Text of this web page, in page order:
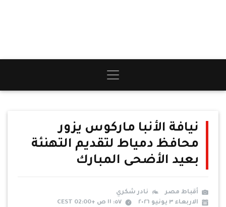
نيافة الأنبا ماركوس يزور
محافظ دمياط لتقديم التهنئة
بعيد الأضحى المبارك
أقباط مصر
نادر شكري
الاربعاء ٣ يونيو ٢٠٢٦
٥٧: ١١ ص +02:00 CEST